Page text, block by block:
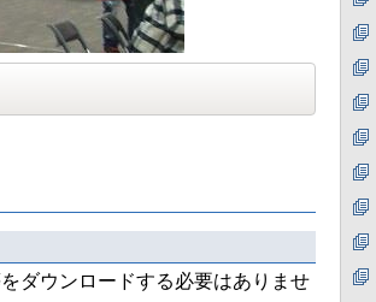
ダウンロードする必要はありませ